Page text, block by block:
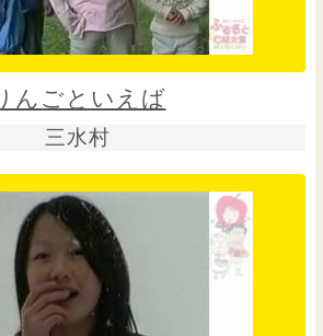
んごといえば
三水村